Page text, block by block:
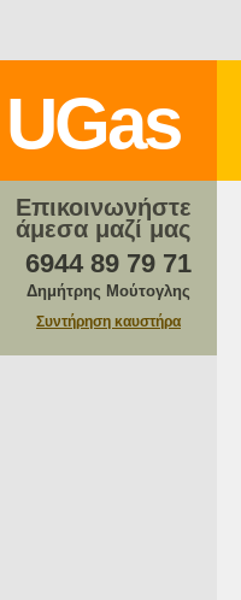
UGas
μ
Επικοινωνήστε
άμεσα μαζί μας
6944 89 79 71
Δημήτρης Μούτογλης
Συντήρηση καυστήρα